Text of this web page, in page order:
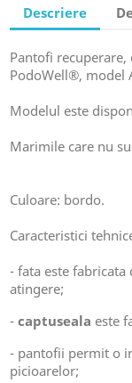
Descriere
Pantofi
PodoWell®, model
Modelul este
Marimile care nu
Culoare: bordo.
Caracteristici
- fata este
atingere;
- captuseala este
- pantofii permit o
picioarelor;